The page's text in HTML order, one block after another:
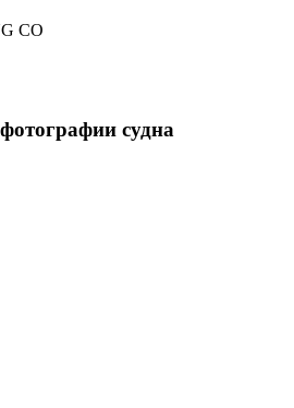
CO
судна